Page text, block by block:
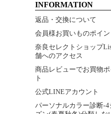
INFORMATION
返品・交換について
会員様お買いものポイン
奈良セレクトショップ
舗へのアクセス
商品レビューでお買物ポ
ト
公式LINEアカウント
パーソナルカラー診断-4